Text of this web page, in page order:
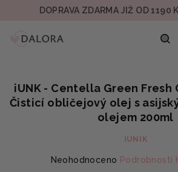
DOPRAVA ZDARMA JIŽ OD 1190 KČ
iUNK - Centella Green Fresh
Čisticí obličejový olej s
olejem 200ml
IUNIK
Průměrné
Neohodnoceno Podrobnosti